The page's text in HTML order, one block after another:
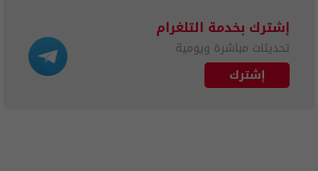
إشترك بخدمة التلغرام
تحديثات مباشرة ويومية
إشترك